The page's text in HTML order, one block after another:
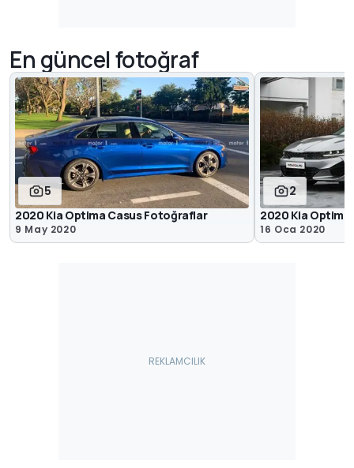
En güncel fotoğraf
5
2020 Kia Optima Casus Fotoğraflar
9 May 2020
2
2020 Kia
16 Oca 2020